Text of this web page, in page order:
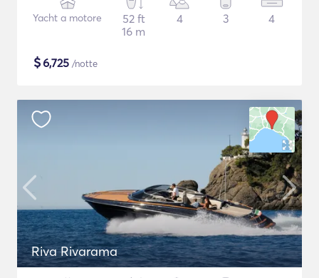
Yacht a motore
52 ft
16 m
4 3 4
$6,725 /notte
Riva Rivarama